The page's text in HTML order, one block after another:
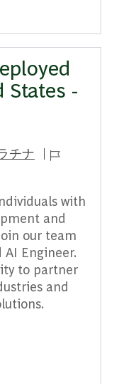
States -
チナ
ジョブ ID
with
and
our team
AI Engineer.
to partner
and